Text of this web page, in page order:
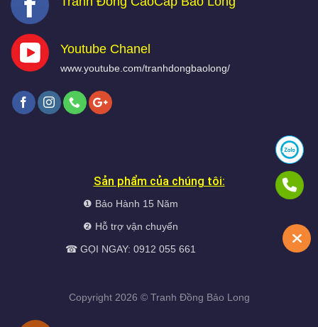
Youtube Chanel
www.youtube.com/tranhdongbaolong/
Sản phẩm của chúng tôi:
❶ Bảo Hành 15 Năm
❷ Hỗ trợ vận chuyển
☎ GỌI NGAY: 0912 055 661
Copyright 2026 © Tranh Đồng Bảo Long